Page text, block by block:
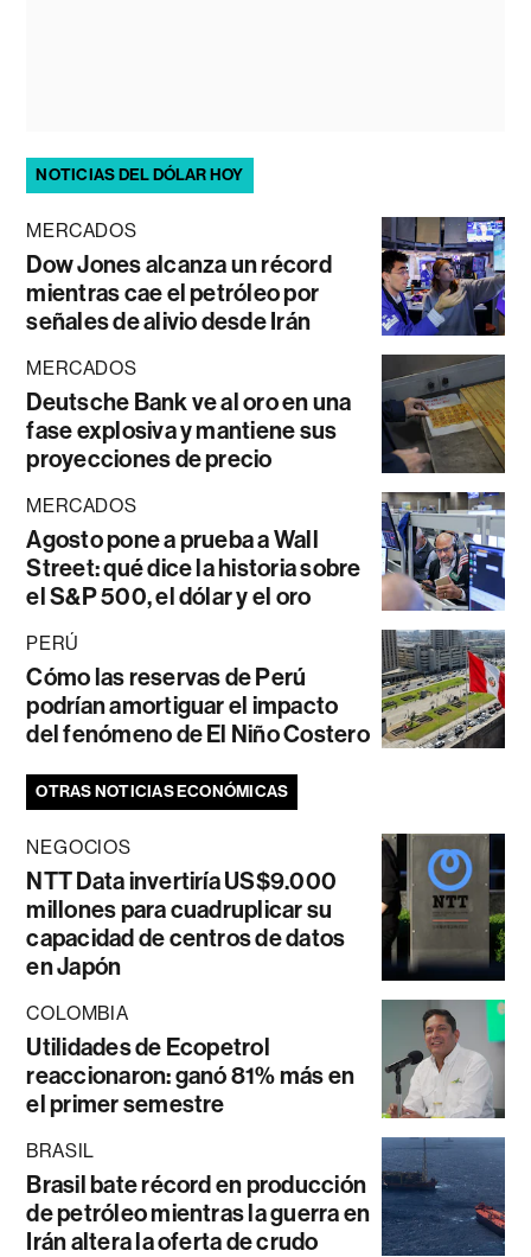
NOTICIAS DEL DÓLAR HOY
MERCADOS
Dow Jones alcanza un récord
mientras cae el petróleo por
señales de alivio desde Irán
MERCADOS
Deutsche Bank ve al oro en una
fase explosiva y mantiene sus
proyecciones de precio
MERCADOS
Agosto pone a prueba a Wall
Street: qué dice la historia sobre
el S&P 500, el dólar y el oro
PERÚ
Cómo las reservas de Perú
podrían amortiguar el impacto
del fenómeno de El Niño Costero
OTRAS NOTICIAS ECONÓMICAS
NEGOCIOS
NTT Data invertiría US$9.000
millones para cuadruplicar su
capacidad de centros de datos
en Japón
COLOMBIA
Utilidades de Ecopetrol
reaccionaron: ganó 81% más en
el primer semestre
BRASIL
Brasil bate récord en producción
de petróleo mientras la guerra en
Irán altera la oferta de crudo